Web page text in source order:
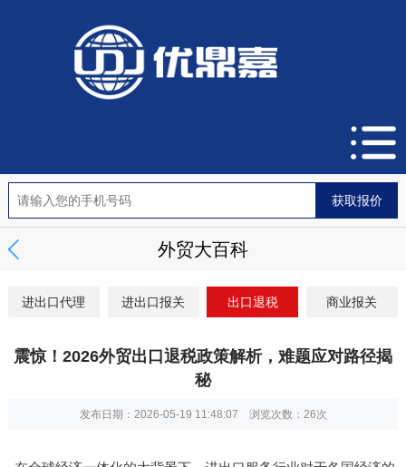
外贸大百科
进出口代理 进出口报关 出口退税 商业报关
震惊！2026外贸出口退税政策解析，难题应对路径揭
秘
发布日期：2026-05-19 11:48:07 浏览次数： 26次